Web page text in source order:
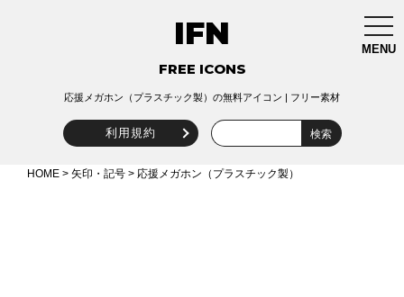
MENU
IFN
FREE ICONS
応援メガホン（プラスチック製）の無料アイコン | フリー素材
利用規約
HOME > 矢印・記号 > 応援メガホン（プラスチック製）